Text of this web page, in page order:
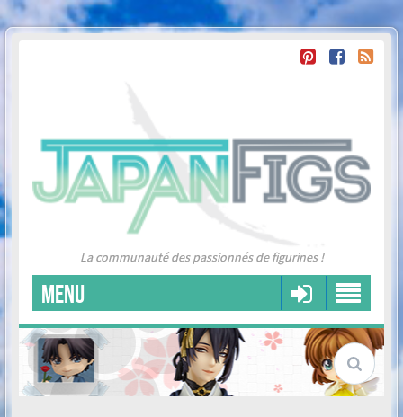
La communauté des passionnés de figurines !
MENU